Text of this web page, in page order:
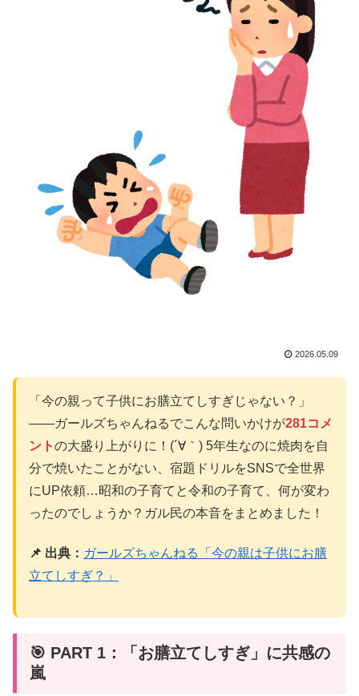
2026.05.09
「今の親って子供にお膳立てしすぎじゃない？」
――ガールズちゃんねるでこんな問いかけが281コメ
ントの大盛り上がりに！(´∀｀) 5年生なのに焼肉を自
分で焼いたことがない、宿題ドリルをSNSで全世界
にUP依頼…昭和の子育てと令和の子育て、何が変わ
ったのでしょうか？ガル民の本音をまとめました！
📌 出典： ガールズちゃんねる「今の親は子供にお膳
立てしすぎ？」
🎯 PART 1：「お膳立てしすぎ」に共感の
嵐